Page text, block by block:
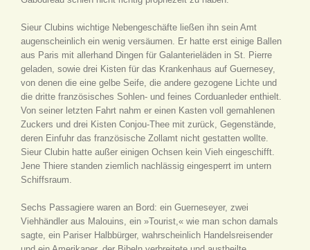
Sieur Clubins wichtige Nebengeschäfte ließen ihn sein Amt
augenscheinlich ein wenig versäumen. Er hatte erst einige Ballen
aus Paris mit allerhand Dingen für Galanterieläden in St. Pierre
geladen, sowie drei Kisten für das Krankenhaus auf Guernesey,
von denen die eine gelbe Seife, die andere gezogene Lichte und
die dritte französisches Sohlen- und feines Corduanleder enthielt.
Von seiner letzten Fahrt nahm er einen Kasten voll gemahlenen
Zuckers und drei Kisten Conjou-Thee mit zurück, Gegenstände,
deren Einfuhr das französische Zollamt nicht gestatten wollte.
Sieur Clubin hatte außer einigen Ochsen kein Vieh eingeschifft.
Jene Thiere standen ziemlich nachlässig eingesperrt im untern
Schiffsraum.
Sechs Passagiere waren an Bord: ein Guerneseyer, zwei
Viehhändler aus Malouins, ein »Tourist,« wie man schon damals
sagte, ein Pariser Halbbürger, wahrscheinlich Handelsreisender